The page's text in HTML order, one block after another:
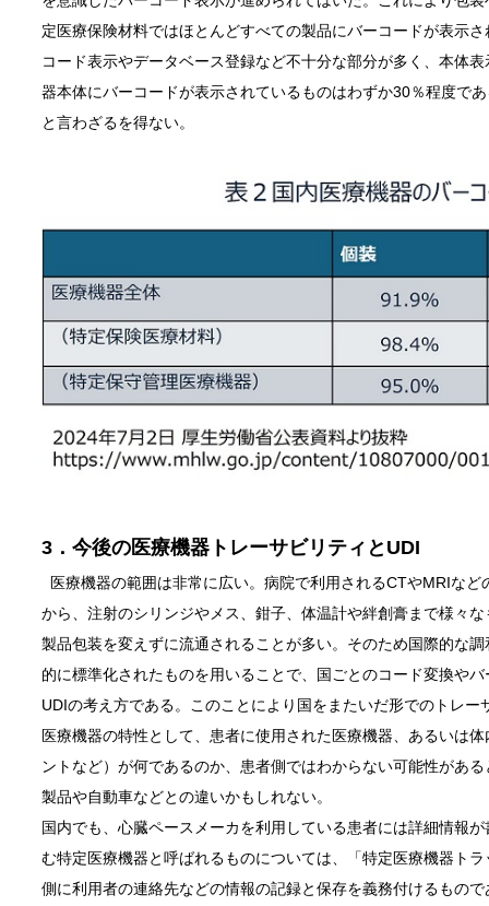
定医療保険材料ではほとんどすべての製品にバーコードが表示
コード表示やデータベース登録など不十分な部分が多く、本体
器本体にバーコードが表示されているものはわずか30％程度で
と言わざるを得ない。
3．今後の医療機器トレーサビリティとUDI
医療機器の範囲は非常に広い。病院で利用されるCTやMRIな
から、注射のシリンジやメス、鉗子、体温計や絆創膏まで様々
製品包装を変えずに流通されることが多い。そのため国際的な
的に標準化されたものを用いることで、国ごとのコード変換や
UDIの考え方である。このことにより国をまたいだ形でのトレ
医療機器の特性として、患者に使用された医療機器、あるいは
ントなど）が何であるのか、患者側ではわからない可能性があ
製品や自動車などとの違いかもしれない。
国内でも、心臓ペースメーカを利用している患者には詳細情報
む特定医療機器と呼ばれるものについては、「特定医療機器ト
側に利用者の連絡先などの情報の記録と保存を義務付けるもの